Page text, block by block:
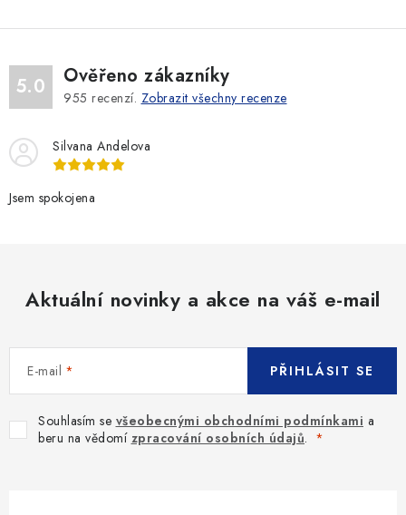
5.0 Ověřeno zákazníky
955 recenzí. Zobrazit všechny recenze
Silvana Andelova
Jsem spokojena
Aktuální novinky a akce na váš e-mail
E-mail
Souhlasím se všeobecnými obchodními podmínkami a
beru na vědomí zpracování osobních údajů.
PŘIHLÁSIT SE